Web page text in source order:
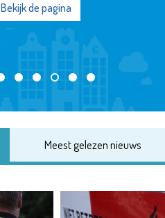
Bekijk de pagina
Meest gelezen nieuws